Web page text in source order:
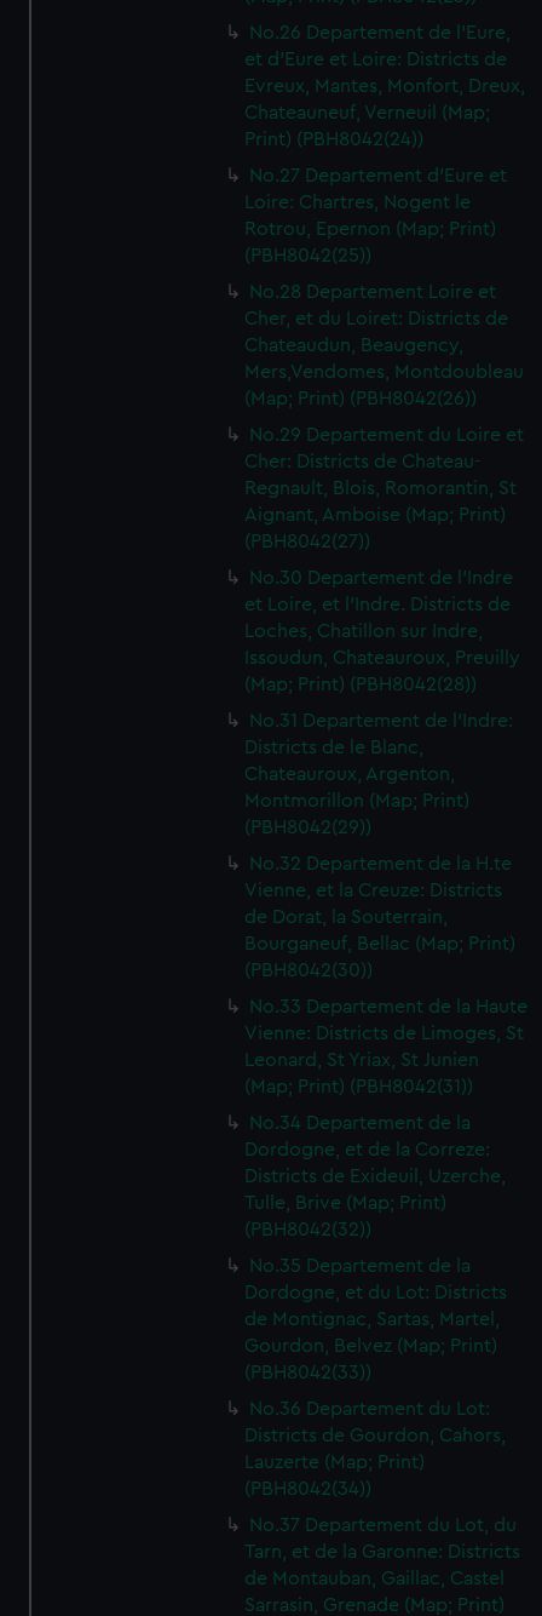
No.26 Departement de l'Eure,
et d'Eure et Loire: Districts de
Evreux, Mantes, Monfort, Dreux,
Chateauneuf, Verneuil (Map;
Print) (PBH8042(24))
No.27 Departement d'Eure et
Loire: Chartres, Nogent le
Rotrou, Epernon (Map; Print)
(PBH8042(25))
No.28 Departement Loire et
Cher, et du Loiret: Districts de
Chateaudun, Beaugency,
Mers,Vendomes, Montdoubleau
(Map; Print) (PBH8042(26))
No.29 Departement du Loire et
Cher: Districts de Chateau-
Regnault, Blois, Romorantin, St
Aignant, Amboise (Map; Print)
(PBH8042(27))
No.30 Departement de l'Indre
et Loire, et l'Indre. Districts de
Loches, Chatillon sur Indre,
Issoudun, Chateauroux, Preuilly
(Map; Print) (PBH8042(28))
No.31 Departement de l'Indre:
Districts de le Blanc,
Chateauroux, Argenton,
Montmorillon (Map; Print)
(PBH8042(29))
No.32 Departement de la H.te
Vienne, et la Creuze: Districts
de Dorat, la Souterrain,
Bourganeuf, Bellac (Map; Print)
(PBH8042(30))
No.33 Departement de la Haute
Vienne: Districts de Limoges, St
Leonard, St Yriax, St Junien
(Map; Print) (PBH8042(31))
No.34 Departement de la
Dordogne, et de la Correze:
Districts de Exideuil, Uzerche,
Tulle, Brive (Map; Print)
(PBH8042(32))
No.35 Departement de la
Dordogne, et du Lot: Districts
de Montignac, Sartas, Martel,
Gourdon, Belvez (Map; Print)
(PBH8042(33))
No.36 Departement du Lot:
Districts de Gourdon, Cahors,
Lauzerte (Map; Print)
(PBH8042(34))
No.37 Departement du Lot, du
Tarn, et de la Garonne: Districts
de Montauban, Gaillac, Castel
Sarrasin, Grenade (Map; Print)